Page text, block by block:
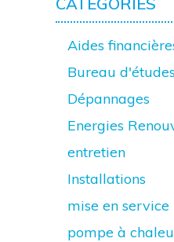
Aides
Bureau d'études
Dépannages
Energies
entretien
Installations
mise en service
pompe à